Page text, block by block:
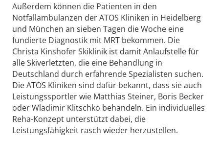
Außerdem können die Patienten in den
Notfallambulanzen der ATOS Kliniken in Heidelberg
und München an sieben Tagen die Woche eine
fundierte Diagnostik mit MRT bekommen. Die
Christa Kinshofer Skiklinik ist damit Anlaufstelle für
alle Skiverletzten, die eine Behandlung in
Deutschland durch erfahrende Spezialisten suchen.
Die ATOS Kliniken sind dafür bekannt, dass sie auch
Leistungssportler wie Matthias Steiner, Boris Becker
oder Wladimir Klitschko behandeln. Ein individuelles
Reha-Konzept unterstützt dabei, die
Leistungsfähigkeit rasch wieder herzustellen.